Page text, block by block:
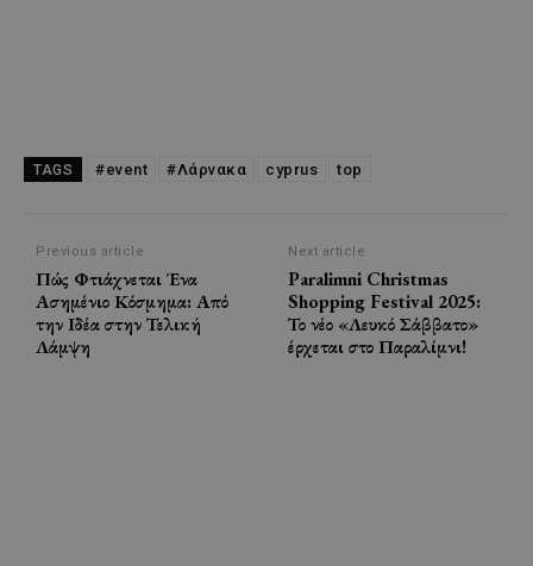
TAGS #event #Λάρνακα cyprus top
Previous article
Πώς Φτιάχνεται Ένα
Ασημένιο Κόσμημα: Από
την Ιδέα στην Τελική
Λάμψη
Next article
Paralimni Christmas
Shopping Festival 2025:
Το νέο «Λευκό Σάββατο»
έρχεται στο Παραλίμνι!